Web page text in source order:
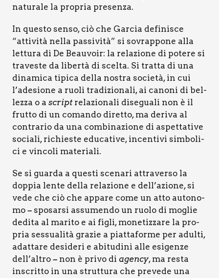
natu­ra­le la pro­pria pre­sen­za.
In que­sto sen­so, ciò che Gar­cia defi­ni­sce
“atti­vi­tà nel­la pas­si­vi­tà” si sovrap­po­ne alla
let­tu­ra di De Beau­voir: la rela­zio­ne di pote­re si
tra­ve­ste da liber­tà di scel­ta. Si trat­ta di una
dina­mi­ca tipi­ca del­la nostra socie­tà, in cui
l’adesione a ruo­li tra­di­zio­na­li, ai cano­ni di bel­
lez­za o a script rela­zio­na­li dise­gua­li non è il
frut­to di un coman­do diret­to, ma deri­va al
con­tra­rio da una com­bi­na­zio­ne di aspet­ta­ti­ve
socia­li, richie­ste edu­ca­ti­ve, incen­ti­vi sim­bo­li­
ci e vin­co­li mate­ria­li.
Se si guar­da a que­sti sce­na­ri attra­ver­so la
dop­pia len­te del­la rela­zio­ne e dell’azione, si
vede che ciò che appa­re come un atto auto­no­
mo – spo­sar­si assu­men­do un ruo­lo di moglie
dedi­ta al mari­to e ai figli, mone­tiz­za­re la pro­
pria ses­sua­li­tà gra­zie a piat­ta­for­me per adul­ti,
adat­ta­re desi­de­ri e abi­tu­di­ni alle esi­gen­ze
dell’altro – non è pri­vo di agen­cy, ma resta
inscrit­to in una strut­tu­ra che pre­ve­de una